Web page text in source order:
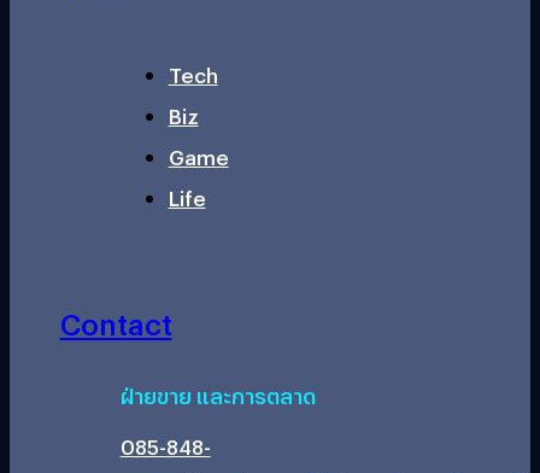
Tech
Biz
Game
Life
Contact
ฝ่ายขาย และการตลาด
085-848-